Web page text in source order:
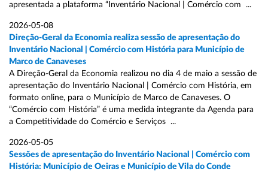
apresentada a plataforma “Inventário Nacional | Comércio com ...
2026-05-08
Direção-Geral da Economia realiza sessão de apresentação do
Inventário Nacional | Comércio com História para Município de
Marco de Canaveses
A Direção-Geral da Economia realizou no dia 4 de maio a sessão de
apresentação do Inventário Nacional | Comércio com História, em
formato online, para o Município de Marco de Canaveses. O
“Comércio com História” é uma medida integrante da Agenda para
a Competitividade do Comércio e Serviços ...
2026-05-05
Sessões de apresentação do Inventário Nacional | Comércio com
História: Município de Oeiras e Município de Vila do Conde